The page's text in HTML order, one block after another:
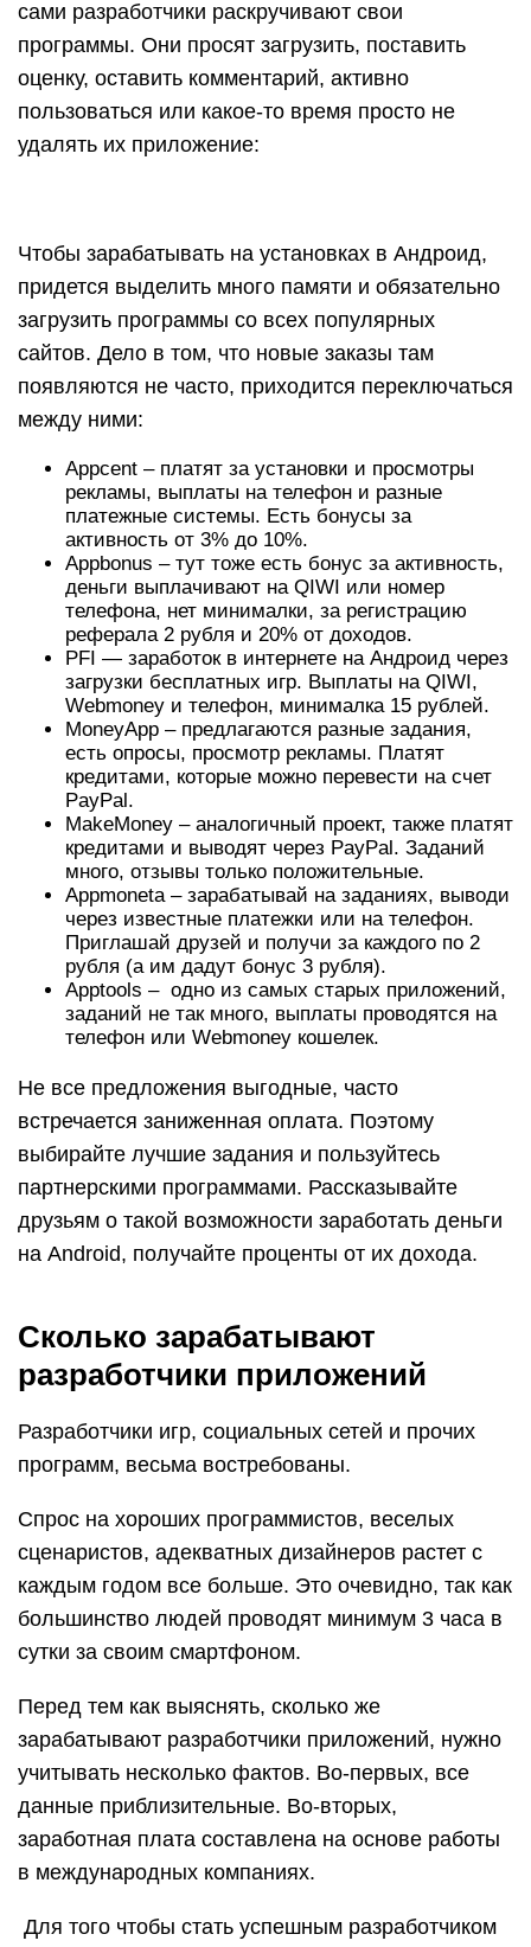
сами разработчики раскручивают свои
программы. Они просят загрузить, поставить
оценку, оставить комментарий, активно
пользоваться или какое-то время просто не
удалять их приложение:
Чтобы зарабатывать на установках в Андроид,
придется выделить много памяти и обязательно
загрузить программы со всех популярных
сайтов. Дело в том, что новые заказы там
появляются не часто, приходится переключаться
между ними:
Appcent – платят за установки и просмотры
рекламы, выплаты на телефон и разные
платежные системы. Есть бонусы за
активность от 3% до 10%.
Appbonus – тут тоже есть бонус за активность,
деньги выплачивают на QIWI или номер
телефона, нет минималки, за регистрацию
реферала 2 рубля и 20% от доходов.
PFI — заработок в интернете на Андроид через
загрузки бесплатных игр. Выплаты на QIWI,
Webmoney и телефон, минималка 15 рублей.
MoneyApp – предлагаются разные задания,
есть опросы, просмотр рекламы. Платят
кредитами, которые можно перевести на счет
PayPal.
MakeMoney – аналогичный проект, также платят
кредитами и выводят через PayPal. Заданий
много, отзывы только положительные.
Appmoneta – зарабатывай на заданиях, выводи
через известные платежки или на телефон.
Приглашай друзей и получи за каждого по 2
рубля (а им дадут бонус 3 рубля).
Apptools – одно из самых старых приложений,
заданий не так много, выплаты проводятся на
телефон или Webmoney кошелек.
Не все предложения выгодные, часто
встречается заниженная оплата. Поэтому
выбирайте лучшие задания и пользуйтесь
партнерскими программами. Рассказывайте
друзьям о такой возможности заработать деньги
на Android, получайте проценты от их дохода.
Сколько зарабатывают
разработчики приложений
Разработчики игр, социальных сетей и прочих
программ, весьма востребованы.
Спрос на хороших программистов, веселых
сценаристов, адекватных дизайнеров растет с
каждым годом все больше. Это очевидно, так как
большинство людей проводят минимум 3 часа в
сутки за своим смартфоном.
Перед тем как выяснять, сколько же
зарабатывают разработчики приложений, нужно
учитывать несколько фактов. Во-первых, все
данные приблизительные. Во-вторых,
заработная плата составлена на основе работы
в международных компаниях.
Для того чтобы стать успешным разработчиком